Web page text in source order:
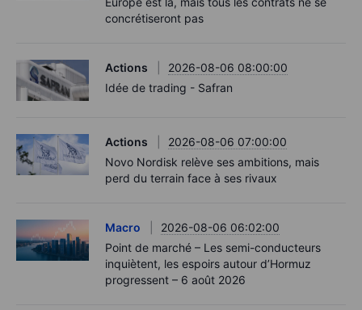
concrétiseront pas
Actions
2026-08-06 08:00:00
Idée de trading - Safran
Actions
2026-08-06 07:00:00
Novo Nordisk relève ses ambitions, mais
perd du terrain face à ses rivaux
Macro
2026-08-06 06:02:00
Point de marché – Les semi-conducteurs
inquiètent, les espoirs autour d’Hormuz
progressent – 6 août 2026